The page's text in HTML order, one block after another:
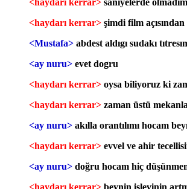
<haydarı kerrar> şimdi film
<Mustafa> abdest aldıgı sudakı
<ay nuru> evet dogru
<haydarı kerrar> oysa biliyoruz ki
<haydarı kerrar> zaman üstü
<ay nuru> akılla orantılımı hocam
<haydarı kerrar> evvel ve ahir
<ay nuru> doğru hocam hiç
<haydarı kerrar> beynin işlevinin